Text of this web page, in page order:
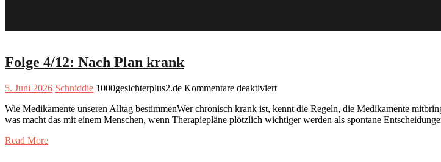
Folge 4/12: Nach Plan krank
5. Juni 2026 Schniddie 1000gesichterplus2.de Kommentare deaktiviertfür
4/12:
Nach
Wie Medikamente unseren Alltag bestimmenWer chronisch krank ist, kennt die Regeln, die Medikamente
was macht das mit einem Menschen, wenn Therapiepläne plötzlich wichtiger werden als spontane
Read More